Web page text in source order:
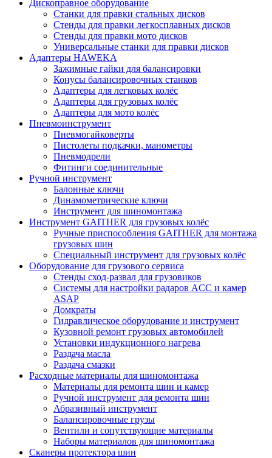
Дископравное оборудование
Станки для правки стальных дисков
Стенды для правки легкосплавных дисков
Стенды для правки мото дисков
Универсальные станки для правки дисков
Адаптеры HAWEKA
Зажимные гайки для балансировки
Конусы балансировочных станков
Адаптеры для легковых колёс
Адаптеры для грузовых колёс
Адаптеры для мото колёс
Пневмоинструмент
Пневмогайковерты
Пистолеты подкачки, манометры
Пневмодрели
Фитинги соединительные
Ручной инструмент
Балонные ключи
Динамометрические ключи
Инструмент для шиномонтажа
Инструмент GAITHER для грузовых колёс
Ручные приспособления GAITHER для монтажа
грузовых шин
Специальный инструмент для грузовых колёс
Оборудование для грузового сервиса
Стенды сход-развал для грузовиков
Системы для настройки радаров ACC и камер
ASAP
Домкраты
Гидравлическое оборудование и инструмент
Кузовной ремонт грузовых автомобилей
Установки индукционного нагрева
Раздача масла
Раздача смазки
Расходные материалы для шиномонтажа
Материалы для ремонта шин и камер
Ручной инструмент для ремонта шин
Абразивный инструмент
Балансировочные грузы
Вентили и сопутствующие материалы
Наборы материалов для шиномонтажа
Сканеры протектора шин